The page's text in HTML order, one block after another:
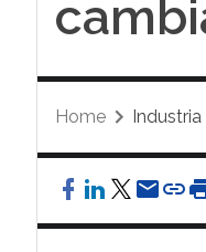
Home